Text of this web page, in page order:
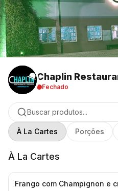
Chaplin
Fechado
Buscar produtos...
À La Cartes Porções
À La Cartes
Frango com Champignon e